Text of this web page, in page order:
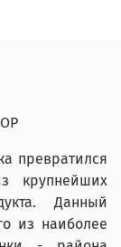
превратился
крупнейших
Данный
из наиболее